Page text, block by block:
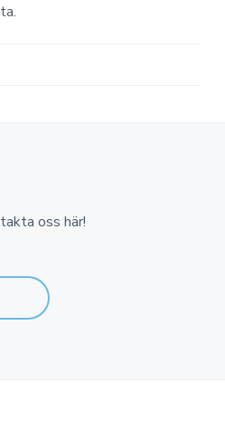
oss här!